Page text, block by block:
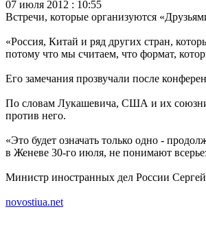
07 июля 2012 : 10:55
Встречи, которые организуются
«Россия, Китай и ряд других стран,
потому что мы считаем, что формат,
Его замечания прозвучали после
По словам Лукашевича, США и их
против него.
«Это будет означать только одно -
в Женеве 30-го июля, не понимают
Министр иностранных дел России
novostiua.net